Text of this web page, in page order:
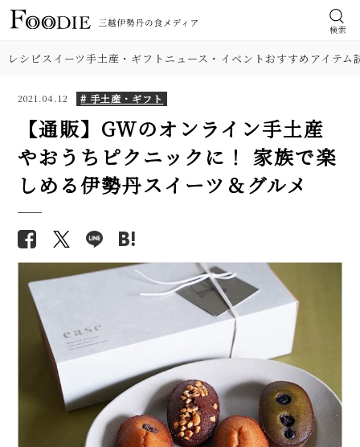
検索
レシピスイーツ手土産・ギフト ニュース・イベントおすすめアイテム
2021.04.12 # 手土産・ギフト
【通販】GWのオンライン手土産
やおうちピクニックに！ 家族で楽
しめる伊勢丹スイーツ＆グルメ